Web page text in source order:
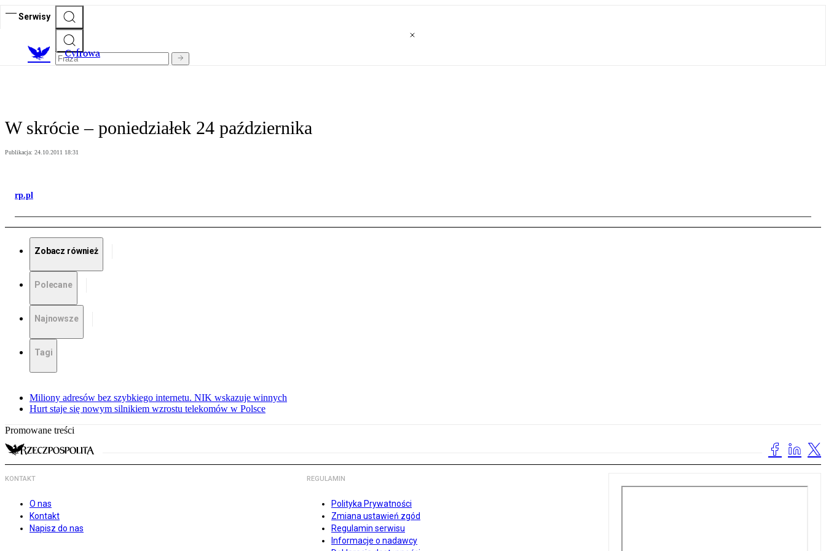
Serwisy
Cyfrowa
W skrócie – poniedziałek 24 października
Publikacja: 24.10.2011 18:31
rp.pl
Zobacz również
Polecane
Najnowsze
Tagi
Miliony adresów bez szybkiego internetu. NIK wskazuje winnych
Hurt staje się nowym silnikiem wzrostu telekomów w Polsce
Promowane treści
KONTAKT
O nas
Kontakt
Napisz do nas
REGULAMIN
Polityka Prywatności
Zmiana ustawień zgód
Regulamin serwisu
Informacje o nadawcy